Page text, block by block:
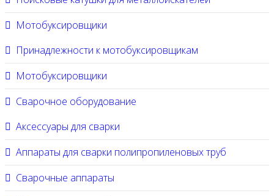
Мотобуксировщики
Принадлежности к мотобуксировщикам
Мотобуксировщики
Сварочное оборудование
Аксессуары для сварки
Аппараты для сварки полипропиленовых труб
Сварочные аппараты